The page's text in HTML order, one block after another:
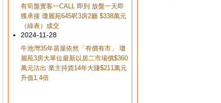
有筍盤實客一CALL 即到 放盤一天即
獲承接 瓊麗苑645呎3房2廳 $338萬元
（綠表）成交
2024-11-28
牛池灣35年居屋依然「有價有市」 瓊
麗苑3房大單位最新以居二市場價$360
萬元沽出 業主持貨14年大賺$211萬元
升值1.4倍